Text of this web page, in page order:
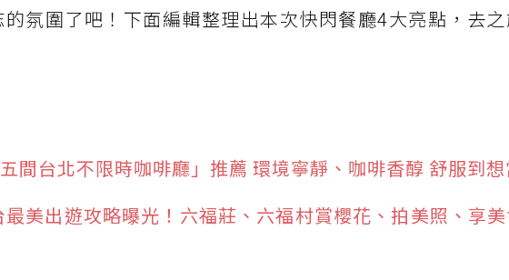
氛圍了吧！下面編輯整理出本次快閃餐廳4大亮點，去
間台北不限時咖啡廳」推薦 環境寧靜、咖啡香醇 舒服到
美出遊攻略曝光！六福莊、六福村賞櫻花、拍美照、享